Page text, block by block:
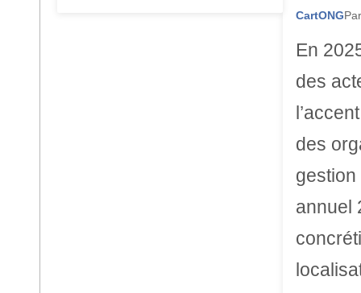
CartONG
En
des
des
annuel